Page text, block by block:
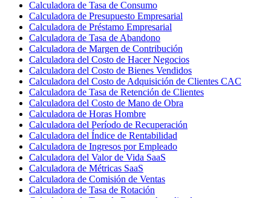
Calculadora de Tasa de Consumo
Calculadora de Presupuesto Empresarial
Calculadora de Préstamo Empresarial
Calculadora de Tasa de Abandono
Calculadora de Margen de Contribución
Calculadora del Costo de Hacer Negocios
Calculadora del Costo de Bienes Vendidos
Calculadora del Costo de Adquisición de Clientes CAC
Calculadora de Tasa de Retención de Clientes
Calculadora del Costo de Mano de Obra
Calculadora de Horas Hombre
Calculadora del Período de Recuperación
Calculadora del Índice de Rentabilidad
Calculadora de Ingresos por Empleado
Calculadora del Valor de Vida SaaS
Calculadora de Métricas SaaS
Calculadora de Comisión de Ventas
Calculadora de Tasa de Rotación